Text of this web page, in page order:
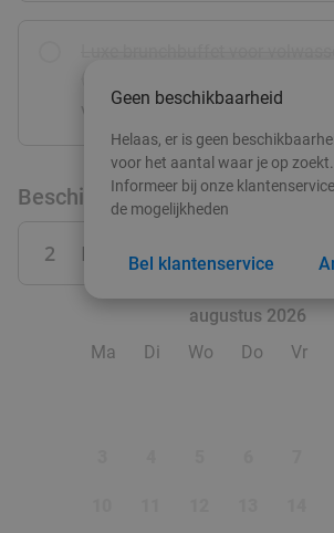
Verkocht: 200
Beschikbaarheid
2 Personen
augustus 2026
Ma
Di Wo Do Vr
Geen beschikbaarheid
Helaas, er is geen
voor het aantal waar je op zoekt.
Informeer bij onze
de mogelijkheden
Bel klantenservice